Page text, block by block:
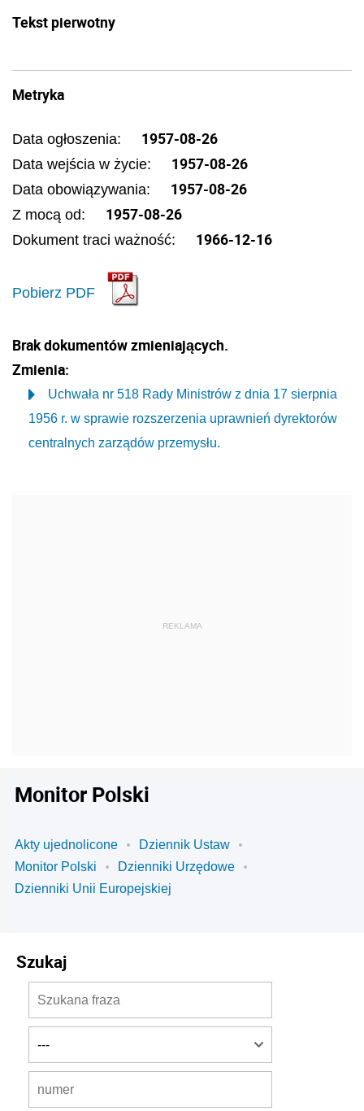
Tekst pierwotny
Metryka
Data ogłoszenia: 1957-08-26
Data wejścia w życie: 1957-08-26
Data obowiązywania: 1957-08-26
Z mocą od: 1957-08-26
Dokument traci ważność: 1966-12-16
Pobierz PDF
Brak dokumentów zmieniających.
Zmienia:
Uchwała nr 518 Rady Ministrów z dnia 17 sierpnia
1956 r. w sprawie rozszerzenia uprawnień dyrektorów
centralnych zarządów przemysłu.
Monitor Polski
Akty ujednolicone
Dziennik Ustaw
Monitor Polski
Dzienniki Urzędowe
Dzienniki Unii Europejskiej
Szukaj